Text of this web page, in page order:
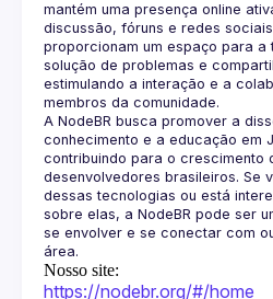
mantém uma presença online
discussão, fóruns e redes
proporcionam um espaço para
solução de problemas e
estimulando a interação e a
A NodeBR busca promover a
conhecimento e a educação em
contribuindo para o crescimento
desenvolvedores brasileiros. Se
dessas tecnologias ou está
sobre elas, a NodeBR pode ser
se envolver e se conectar com
Nosso site:
https://nodebr.org/#/home